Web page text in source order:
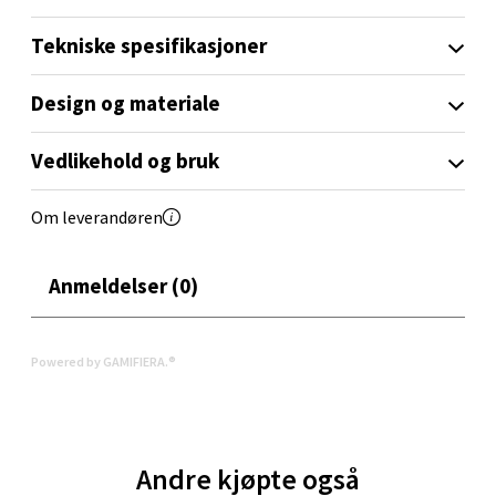
Tekniske spesifikasjoner
Design og materiale
Vedlikehold og bruk
Om leverandøren
Anmeldelser (0)
Powered by GAMIFIERA.®
Andre kjøpte også
Orkanger - Thon Senter Orkanger
Thon Senter Orkanger, Orkdalsveien 113, 7300
Sandvika - Thon Senter Sandvika